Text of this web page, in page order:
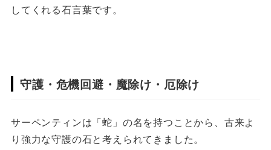
してくれる石言葉です。
守護・危機回避・魔除け・厄除け
サーペンティンは「蛇」の名を持つことから、古来よ
り強力な守護の石と考えられてきました。